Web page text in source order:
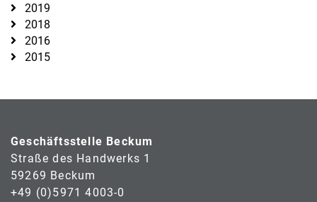
2019
2018
2016
2015
Geschäftsstelle Beckum
Straße des Handwerks 1
59269 Beckum
+49 (0)5971 4003-0